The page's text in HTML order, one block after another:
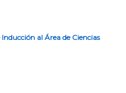
al Área de Ciencias